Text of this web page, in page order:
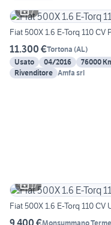
7
Fiat 500X 1.6 E-Torq 110 CV
11.300 €Tortona (AL)
Usato
04/2016 76000
Rivenditore Amfa srl
17
Fiat 500X 1.6 E-Torq 110
Monsummano Terme